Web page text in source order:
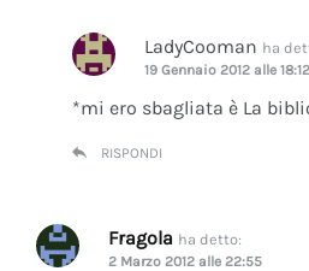
LadyCooman ha
19 Gennaio 2012 alle 18:12
*mi ero sbagliata è La
RISPONDI
Fragola ha detto:
2 Marzo 2012 alle 22:55